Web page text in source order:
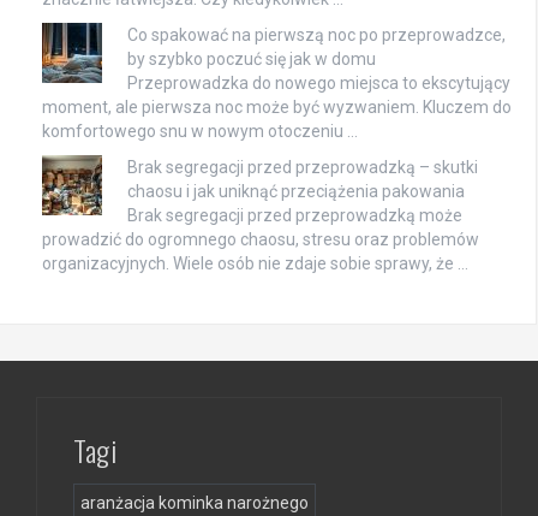
Co spakować na pierwszą noc po przeprowadzce,
by szybko poczuć się jak w domu
Przeprowadzka do nowego miejsca to ekscytujący
moment, ale pierwsza noc może być wyzwaniem. Kluczem do
komfortowego snu w nowym otoczeniu …
Brak segregacji przed przeprowadzką – skutki
chaosu i jak uniknąć przeciążenia pakowania
Brak segregacji przed przeprowadzką może
prowadzić do ogromnego chaosu, stresu oraz problemów
organizacyjnych. Wiele osób nie zdaje sobie sprawy, że …
Tagi
aranżacja kominka narożnego